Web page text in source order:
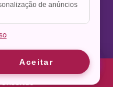
byWordPress
de anúncios
Aceitar